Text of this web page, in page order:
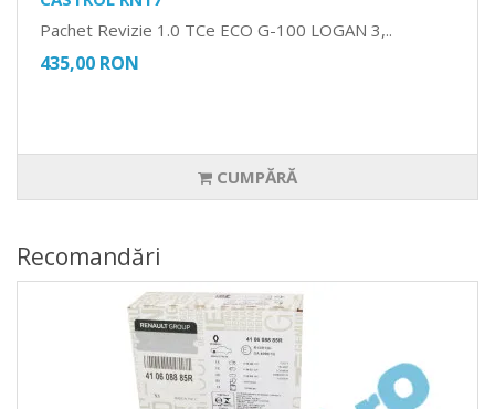
Pachet Revizie 1.0 TCe ECO G-100 LOGAN 3,..
435,00 RON
CUMPĂRĂ
Recomandări